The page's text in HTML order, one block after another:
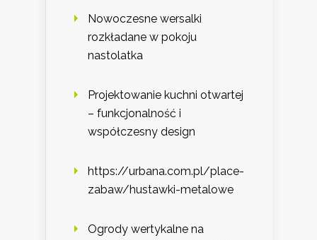
Nowoczesne wersalki
rozkładane w pokoju
nastolatka
Projektowanie kuchni otwartej
– funkcjonalność i
współczesny design
https://urbana.com.pl/place-
zabaw/hustawki-metalowe
Ogrody wertykalne na